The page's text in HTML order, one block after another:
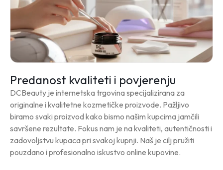
Predanost kvaliteti i povjerenju
DCBeauty je internetska trgovina specijalizirana za
originalne i kvalitetne kozmetičke proizvode. Pažljivo
biramo svaki proizvod kako bismo našim kupcima jamčili
savršene rezultate. Fokus nam je na kvaliteti, autentičnosti i
zadovoljstvu kupaca pri svakoj kupnji. Naš je cilj pružiti
pouzdano i profesionalno iskustvo online kupovine.